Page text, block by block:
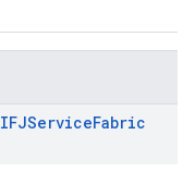
IFJServiceFabric